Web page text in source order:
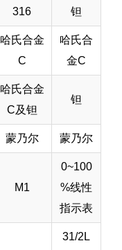
316 钽
哈氏合金
C
哈氏合
金C
哈氏合金
C及钽
钽
蒙乃尔 蒙乃尔
M1
0~100
%线性
指示表
31/2L